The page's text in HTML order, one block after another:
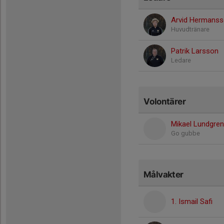
Arvid
Huvudtränare
Patrik Larsson
Ledare
Volontärer
Mikael Lundgren
Go gubbe
Målvakter
1. Ismail Safi